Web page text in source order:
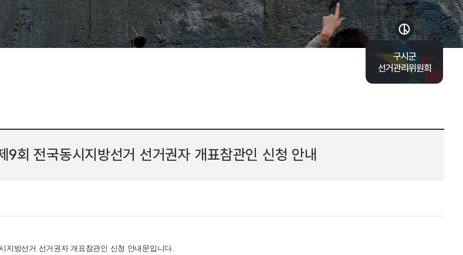
9회 전국동시지방선거 선거권자 개표참관인 신청 안내
지방선거 선거권자 개표참관인 신청 안내문입니다.
구시군
선거관리위원회
바로가기 목록 열기